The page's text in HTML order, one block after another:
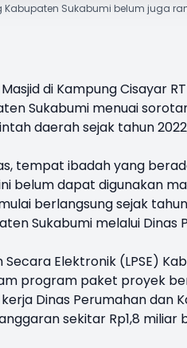
Sukabumi belum juga
di Kampung Cisayar
Sukabumi menuai
daerah sejak tahun
tempat ibadah yang
belum dapat digunakan
berlangsung sejak
Sukabumi melalui Dinas
Elektronik (LPSE)
program paket proyek
Dinas Perumahan dan
sekitar Rp1,8 miliar